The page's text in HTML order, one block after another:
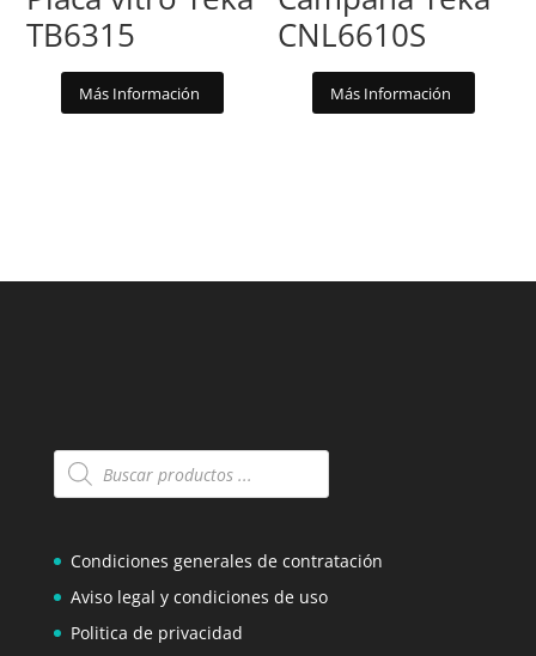
TB6315
Más Información
CNL6610S
Más Información
Búsqueda
de
Condiciones generales de contratación
Aviso legal y condiciones de uso
Politica de privacidad